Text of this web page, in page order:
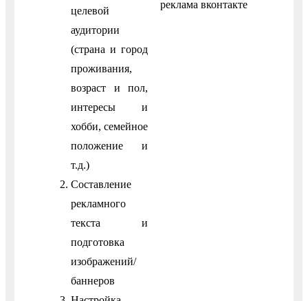
целевой
аудитории
(страна и город
проживания,
возраст и пол,
интересы и
хобби, семейное
положение и
т.д.)
Составление
рекламного
текста и
подготовка
изображений/
баннеров